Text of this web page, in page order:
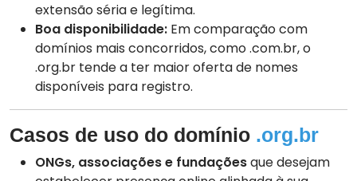
extensão séria e legítima.
Boa disponibilidade: Em comparação com
domínios mais concorridos, como .com.br, o
.org.br tende a ter maior oferta de nomes
disponíveis para registro.
Casos de uso do domínio .org.br
ONGs, associações e fundaçõesque desejam